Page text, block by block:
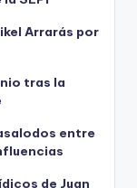
Arrarás por
tras la
entre
de Juan